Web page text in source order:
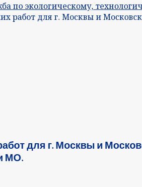
по экологическому,
работ для г. Москвы и
для г. Москвы и
МО.